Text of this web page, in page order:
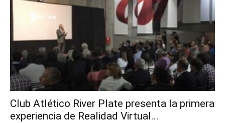
Club Atlético River Plate presenta la primera
experiencia de Realidad Virtual...